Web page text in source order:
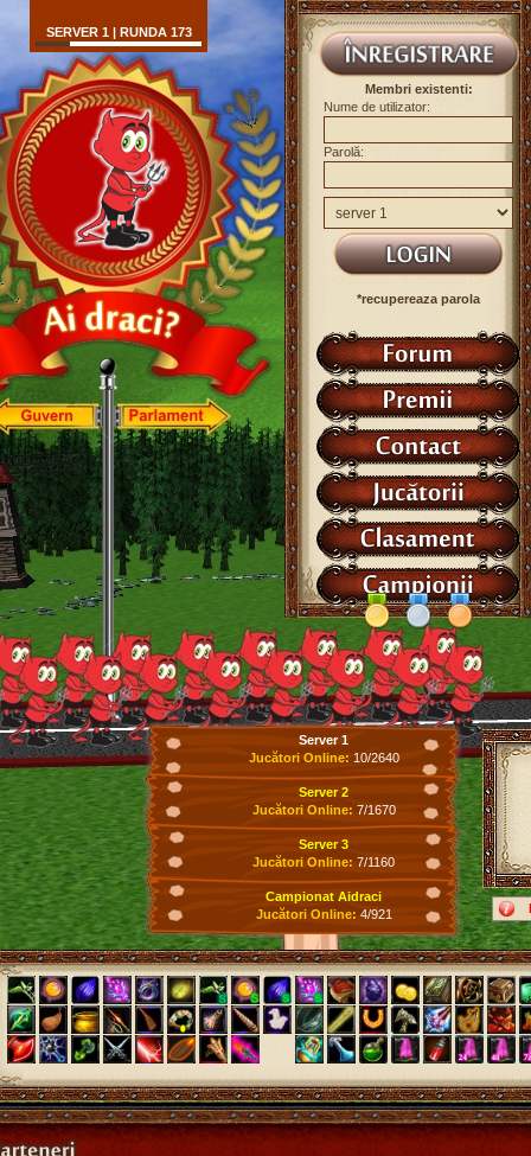
SERVER 1 | RUNDA 173
Membri existenti:
Nume de utilizator:
Parolă:
*recupereaza parola
Server 1
Jucători Online: 10/2640
Server 2
Jucători Online: 7/1670
Server 3
Jucători Online: 7/1160
Campionat Aidraci
Jucători Online: 4/921